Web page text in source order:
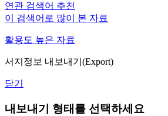
연관 검색어 추천
이 검색어로 많이 본 자료
활용도 높은 자료
서지정보 내보내기(Export)
닫기
내보내기 형태를 선택하세요